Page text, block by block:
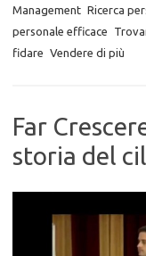
Management Ricerca
personale efficace
fidare Vendere di più
Far
storia del